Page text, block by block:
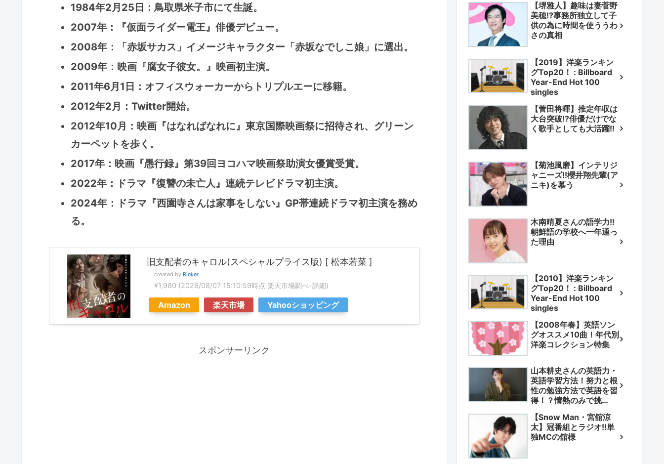
1984年2月25日：鳥取県米子市にて生誕。
2007年：『仮面ライダー電王』俳優デビュー。
2008年：「赤坂サカス」イメージキャラクター「赤坂なでしこ娘」に選出。
2009年：映画『腐女子彼女。』映画初主演。
2011年6月1日：オフィスウォーカーからトリプルエーに移籍。
2012年2月：Twitter開始。
2012年10月：映画『はなればなれに』東京国際映画祭に招待され、グリーン
カーペットを歩く。
2017年：映画『愚行録』第39回ヨコハマ映画祭助演女優賞受賞。
2022年：ドラマ『復讐の未亡人』連続テレビドラマ初主演。
2024年：ドラマ『西園寺さんは家事をしない』GP帯連続ドラマ初主演を務め
る。
旧支配者のキャロル(スペシャルプライス版) [ 松本若菜 ]
created by Rinker
¥1,980 (2026/08/07 15:10:59時点 楽天市場調べ-詳細)
Amazon 楽天市場 Yahooショッピング
スポンサーリンク
【堺雅人】趣味は妻菅野
美穂!?事務所独立して子
供の為に時間を使ううわ
さの真相
【2019】洋楽ランキン
グTop20！ : Billboard
Year-End Hot 100
singles
【菅田将暉】推定年収は
大台突破!?俳優だけでな
く歌手としても大活躍!!
【菊池風磨】インテリジ
ャニーズ!!櫻井翔先輩(ア
ニキ)を慕う
木南晴夏さんの語学力!!
朝鮮語の学校へ一年通っ
た理由
【2010】洋楽ランキン
グTop20！ : Billboard
Year-End Hot 100
singles
【2008年春】英語ソン
グオススメ10曲！年代別
洋楽コレクション特集
山本耕史さんの英語力・
英語学習方法！努力と根
性の勉強方法で英語を習
得！？情熱のみで挑
【Snow Man・宮舘涼
太】冠番組とラジオ!!単
独MCの舘様